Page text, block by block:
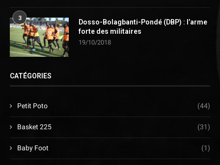
3
Dosso-Bolagbanti-Pondé (DBP) : l’arme
forte des militaires
19/10/2018
CATÉGORIES
Petit Poto (44)
Basket 225 (31)
Baby Foot (1)